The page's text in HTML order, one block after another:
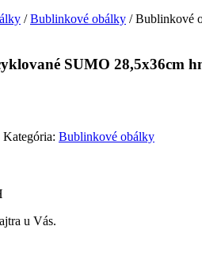
/Bublinkové obálky / Bublinkové
SUMO 28,5x36cm
Kategória: Bublinkové obálky
u Vás.